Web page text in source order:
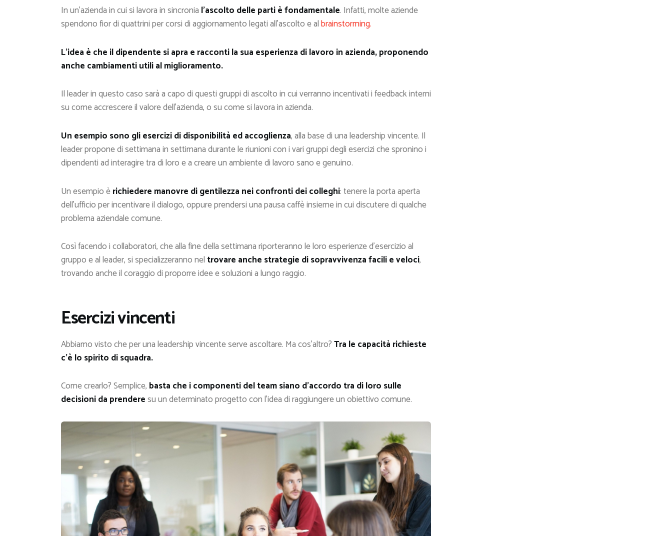
In un’azienda in cui si lavora in sincronia l’ascolto delle parti è fondamentale. Infatti, molte aziende
spendono fior di quattrini per corsi di aggiornamento legati all’ascolto e albrainstorming.
L’idea è che il dipendente si apra e racconti la sua esperienza di lavoro in azienda, proponendo
anche cambiamenti utili al miglioramento.
Il leader in questo caso sarà a capo di questi gruppi di ascolto in cui verranno incentivati i feedback interni
su come accrescere il valore dell’azienda, o su come si lavora in azienda.
Un esempio sono gli esercizi di disponibilità ed accoglienza, alla base di una leadership vincente. Il
leader propone di settimana in settimana durante le riunioni con i vari gruppi degli esercizi che spronino i
dipendenti ad interagire tra di loro e a creare un ambiente di lavoro sano e genuino.
Un esempio èrichiedere manovre di gentilezza nei confronti dei colleghi: tenere la porta aperta
dell’ufficio per incentivare il dialogo, oppure prendersi una pausa caffè insieme in cui discutere di qualche
problema aziendale comune.
Così facendo i collaboratori, che alla fine della settimana riporteranno le loro esperienze d’esercizio al
gruppo e al leader, si specializzeranno nel trovare anche strategie di sopravvivenza facili e veloci,
trovando anche il coraggio di proporre idee e soluzioni a lungo raggio.
Esercizi vincenti
Abbiamo visto che per una leadership vincente serve ascoltare. Ma cos’altro?Tra le capacità richieste
c’è lo spirito di squadra.
Come crearlo? Semplice, basta che i componenti del team siano d’accordo tra di loro sulle
decisioni da prenderesu un determinato progetto con l’idea di raggiungere un obiettivo comune.